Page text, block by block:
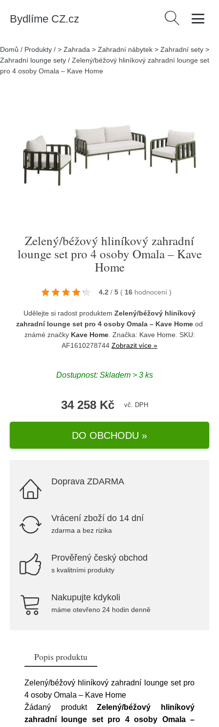
Bydlíme CZ.cz Vyhledávání
Domů / Produkty / > Zahrada > Zahradní nábytek > Zahradní sety >
Zahradní lounge sety / Zelený/béžový hliníkový zahradní lounge set
pro 4 osoby Omala – Kave Home
Zelený/béžový hliníkový zahradní
lounge set pro 4 osoby Omala – Kave
Home
4.2 / 5 ( 16 hodnocení )
Udělejte si radost produktem Zelený/béžový hliníkový
zahradní lounge set pro 4 osoby Omala – Kave Home od
známé značky Kave Home. Značka: Kave Home. SKU:
AF1610278744 Zobrazit více »
Dostupnost: Skladem > 3 ks
34 258 Kč vč. DPH
DO OBCHODU »
Doprava ZDARMA
Vrácení zboží do 14 dní
zdarma a bez rizika
Prověřený český obchod
s kvalitními produkty
Nakupujte kdykoli
máme otevřeno 24 hodin denně
Popis produktu
Zelený/béžový hliníkový zahradní lounge set pro
4 osoby Omala – Kave Home
Žádaný produktZelený/béžový hliníkový
zahradní lounge set pro 4 osoby Omala –